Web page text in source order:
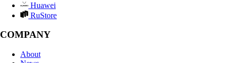
Huawei
RuStore
COMPANY
About